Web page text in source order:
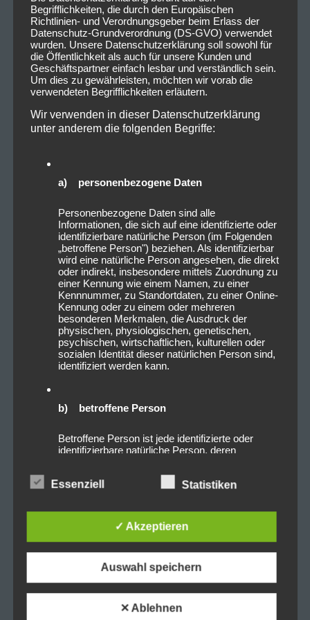
Begrifflichkeiten, die durch den Europäischen
Richtlinien- und Verordnungsgeber beim Erlass der
Datenschutz-Grundverordnung (DS-GVO) verwendet
wurden. Unsere Datenschutzerklärung soll sowohl für
die Öffentlichkeit als auch für unsere Kunden und
Geschäftspartner einfach lesbar und verständlich sein.
Um dies zu gewährleisten, möchten wir vorab die
verwendeten Begrifflichkeiten erläutern.
Wir verwenden in dieser Datenschutzerklärung
unter anderem die folgenden Begriffe:
a) personenbezogene Daten
Personenbezogene Daten sind alle
Informationen, die sich auf eine identifizierte oder
identifizierbare natürliche Person (im Folgenden
„betroffene Person") beziehen. Als identifizierbar
wird eine natürliche Person angesehen, die direkt
oder indirekt, insbesondere mittels Zuordnung zu
einer Kennung wie einem Namen, zu einer
Kennnummer, zu Standortdaten, zu einer Online-
Kennung oder zu einem oder mehreren
besonderen Merkmalen, die Ausdruck der
physischen, physiologischen, genetischen,
psychischen, wirtschaftlichen, kulturellen oder
sozialen Identität dieser natürlichen Person sind,
identifiziert werden kann.
b) betroffene Person
Betroffene Person ist jede identifizierte oder
identifizierbare natürliche Person, deren
Verarbeitung Verantwortlichen verarbeitet
werden.
c) Verarbeitung
automatisierter Verfahren ausgeführte Vorgang
oder jede solche Vorgangsreihe im
Zusammenhang mit personenbezogenen Daten
wie das Erheben, das Erfassen, die
Essenziell Statistiken
✓ Akzeptieren
Auswahl speichern
✕ Ablehnen